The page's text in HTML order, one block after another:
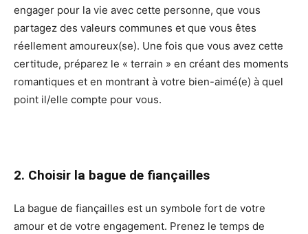
engager pour la vie avec cette personne, que vous
partagez des valeurs communes et que vous êtes
réellement amoureux(se). Une fois que vous avez cette
certitude, préparez le « terrain » en créant des moments
romantiques et en montrant à votre bien-aimé(e) à quel
point il/elle compte pour vous.
2. Choisir la bague de fiançailles
La bague de fiançailles est un symbole fort de votre
amour et de votre engagement. Prenez le temps de